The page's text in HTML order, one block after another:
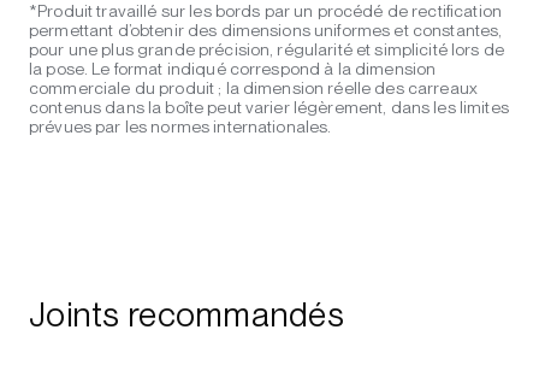
*Produit travaillé sur les bords par un procédé de rectification
permettant d’obtenir des dimensions uniformes et constantes,
pour une plus grande précision, régularité et simplicité lors de
la pose. Le format indiqué correspond à la dimension
commerciale du produit ; la dimension réelle des carreaux
contenus dans la boîte peut varier légèrement, dans les limites
prévues par les normes internationales.
Joints recommandés